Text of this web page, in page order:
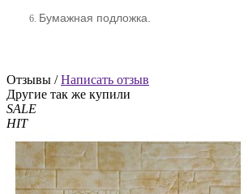
Бумажная подложка.
Отзывы /Написать отзыв
Другие так же купили
SALE
HIT